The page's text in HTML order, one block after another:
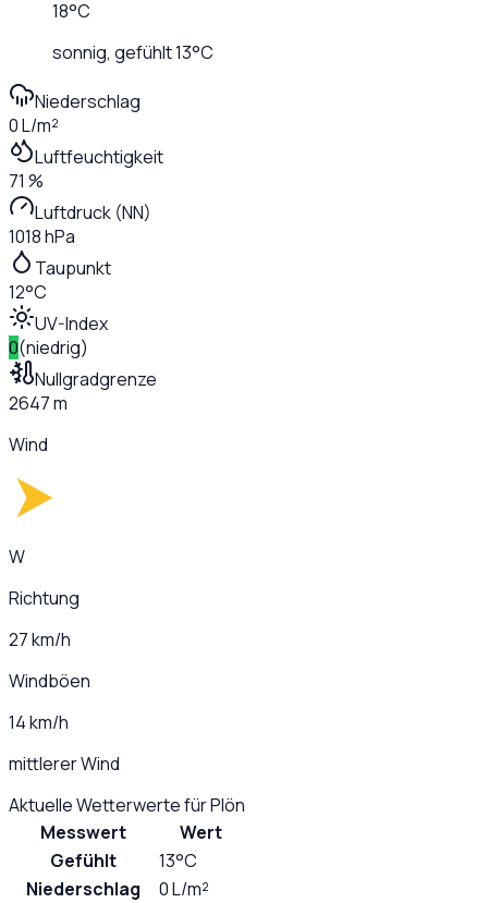
18°C
sonnig, gefühlt13°C
Niederschlag
0 L/m²
Luftfeuchtigkeit
71 %
Luftdruck (NN)
1018 hPa
Taupunkt
12°C
UV-Index
0(niedrig)
Nullgradgrenze
2647 m
Wind
W
Richtung
27 km/h
Windböen
14 km/h
mittlerer Wind
Aktuelle Wetterwerte fürPlön
Messwert
Wert
Gefühlt
13°C
Niederschlag
0 L/m²